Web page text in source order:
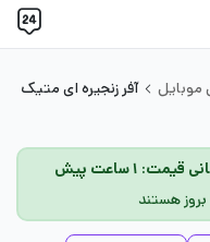
موبایل
آفر زنجیره‌ ای متیک
۱ ساعت پیش
هستند